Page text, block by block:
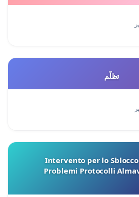
تظلّم
Intervento per lo
Problemi Protocolli